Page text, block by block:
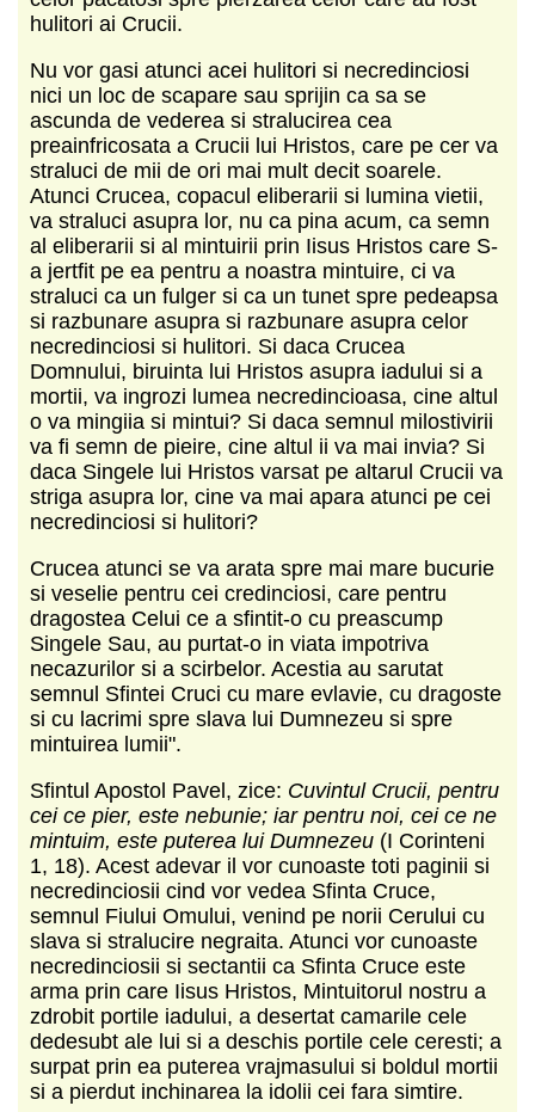
hulitori ai Crucii.
Nu vor gasi atunci acei hulitori si necredinciosi
nici un loc de scapare sau sprijin ca sa se
ascunda de vederea si stralucirea cea
preainfricosata a Crucii lui Hristos, care pe cer va
straluci de mii de ori mai mult decit soarele.
Atunci Crucea, copacul eliberarii si lumina vietii,
va straluci asupra lor, nu ca pina acum, ca semn
al eliberarii si al mintuirii prin Iisus Hristos care S-
a jertfit pe ea pentru a noastra mintuire, ci va
straluci ca un fulger si ca un tunet spre pedeapsa
si razbunare asupra si razbunare asupra celor
necredinciosi si hulitori. Si daca Crucea
Domnului, biruinta lui Hristos asupra iadului si a
mortii, va ingrozi lumea necredincioasa, cine altul
o va mingiia si mintui? Si daca semnul milostivirii
va fi semn de pieire, cine altul ii va mai invia? Si
daca Singele lui Hristos varsat pe altarul Crucii va
striga asupra lor, cine va mai apara atunci pe cei
necredinciosi si hulitori?
Crucea atunci se va arata spre mai mare bucurie
si veselie pentru cei credinciosi, care pentru
dragostea Celui ce a sfintit-o cu preascump
Singele Sau, au purtat-o in viata impotriva
necazurilor si a scirbelor. Acestia au sarutat
semnul Sfintei Cruci cu mare evlavie, cu dragoste
si cu lacrimi spre slava lui Dumnezeu si spre
mintuirea lumii".
Sfintul Apostol Pavel, zice: Cuvintul Crucii, pentru
cei ce pier, este nebunie; iar pentru noi, cei ce ne
mintuim, este puterea lui Dumnezeu (I Corinteni
1, 18). Acest adevar il vor cunoaste toti paginii si
necredinciosii cind vor vedea Sfinta Cruce,
semnul Fiului Omului, venind pe norii Cerului cu
slava si stralucire negraita. Atunci vor cunoaste
necredinciosii si sectantii ca Sfinta Cruce este
arma prin care Iisus Hristos, Mintuitorul nostru a
zdrobit portile iadului, a desertat camarile cele
dedesubt ale lui si a deschis portile cele ceresti; a
surpat prin ea puterea vrajmasului si boldul mortii
si a pierdut inchinarea la idolii cei fara simtire.